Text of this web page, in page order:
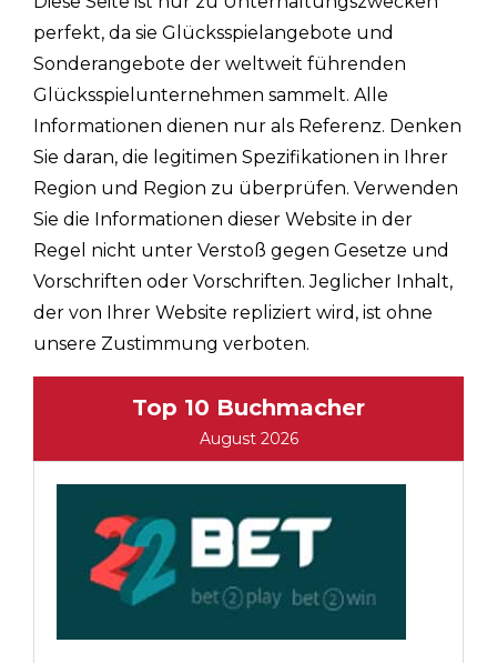
perfekt, da sie Glücksspielangebote und
Sonderangebote der weltweit führenden
Glücksspielunternehmen sammelt. Alle
Informationen dienen nur als Referenz. Denken
Sie daran, die legitimen Spezifikationen in Ihrer
Region und Region zu überprüfen. Verwenden
Sie die Informationen dieser Website in der
Regel nicht unter Verstoß gegen Gesetze und
Vorschriften oder Vorschriften. Jeglicher Inhalt,
der von Ihrer Website repliziert wird, ist ohne
unsere Zustimmung verboten.
Top 10 Buchmacher
August 2026